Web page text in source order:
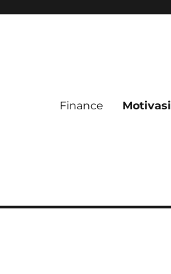
Finance Motivasi